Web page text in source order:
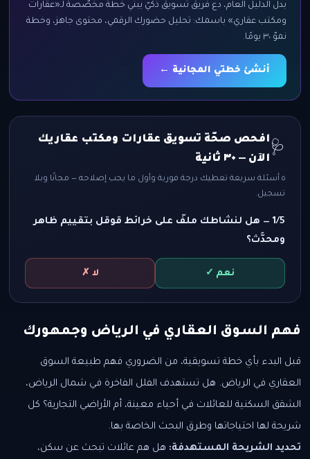
بدل الدليل العام، دع فريق تسويق ذكيّ يبني خطة مخصّصة لـ«عقارات
ومكتب عقاري» باسمك: تحليل حضورك الرقمي، محتوى جاهز، وخطة
نموّ ٣٠ يومًا.
أنشئ خطتي المجانية ←
🩺
افحص صحّة تسويق عقارات ومكتب عقاريك
الآن — ٣٠ ثانية
٥ أسئلة سريعة تعطيك درجة فورية وأول ما يجب إصلاحه — مجانًا وبلا
تسجيل.
1/5 — هل لنشاطك ملفّ على خرائط قوقل بتقييم ظاهر
ومحدَّث؟
نعم ✓ لا ✗
فهم السوق العقاري في الرياض وجمهورك
قبل البدء بأي خطة تسويقية، من الضروري فهم طبيعة السوق
العقاري في الرياض. هل تستهدف الفلل الفاخرة في شمال الرياض،
الشقق السكنية للعائلات في أحياء معينة، أم الأراضي التجارية؟ كل
شريحة لها احتياجاتها وطرق البحث الخاصة بها.
تحديد الشريحة المستهدفة: هل هم عائلات تبحث عن سكن،